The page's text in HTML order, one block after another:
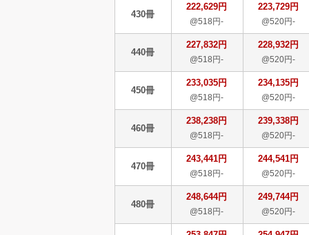
430冊
222,629円
@518円-
223,729円
@520円-
440冊
227,832円
@518円-
228,932円
@520円-
450冊
233,035円
@518円-
234,135円
@520円-
460冊
238,238円
@518円-
239,338円
@520円-
470冊
243,441円
@518円-
244,541円
@520円-
480冊
248,644円
@518円-
249,744円
@520円-